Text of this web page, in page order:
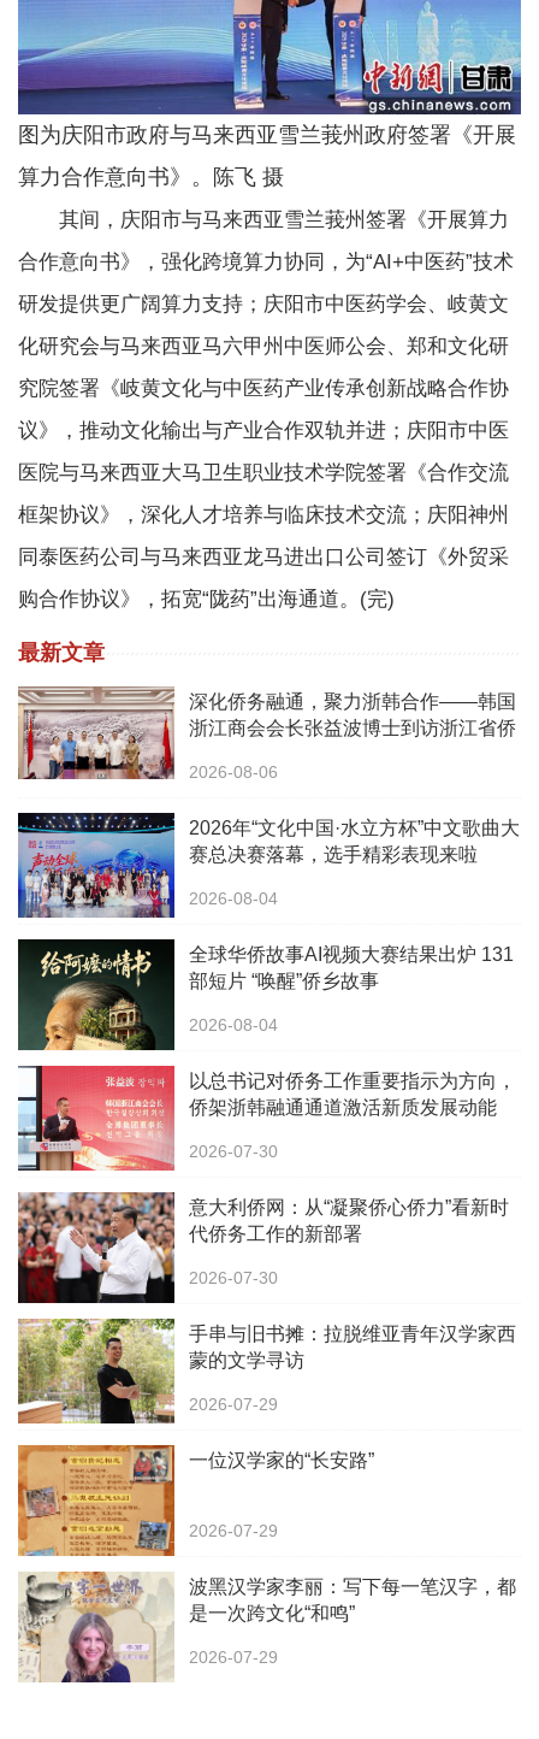
图为庆阳市政府与马来西亚雪兰莪州政府签署《开展
算力合作意向书》。陈飞 摄
其间，庆阳市与马来西亚雪兰莪州签署《开展算力
合作意向书》，强化跨境算力协同，为“AI+中医药”技术
研发提供更广阔算力支持；庆阳市中医药学会、岐黄文
化研究会与马来西亚马六甲州中医师公会、郑和文化研
究院签署《岐黄文化与中医药产业传承创新战略合作协
议》，推动文化输出与产业合作双轨并进；庆阳市中医
医院与马来西亚大马卫生职业技术学院签署《合作交流
框架协议》，深化人才培养与临床技术交流；庆阳神州
同泰医药公司与马来西亚龙马进出口公司签订《外贸采
购合作协议》，拓宽“陇药”出海通道。(完)
最新文章
深化侨务融通，聚力浙韩合作——韩国
浙江商会会长张益波博士到访浙江省侨
2026-08-06
2026年“文化中国·水立方杯”中文歌曲大
赛总决赛落幕，选手精彩表现来啦
2026-08-04
全球华侨故事AI视频大赛结果出炉 131
部短片 “唤醒”侨乡故事
2026-08-04
以总书记对侨务工作重要指示为方向，
侨架浙韩融通通道激活新质发展动能
2026-07-30
意大利侨网：从“凝聚侨心侨力”看新时
代侨务工作的新部署
2026-07-30
手串与旧书摊：拉脱维亚青年汉学家西
蒙的文学寻访
2026-07-29
一位汉学家的“长安路”
2026-07-29
波黑汉学家李丽：写下每一笔汉字，都
是一次跨文化“和鸣”
2026-07-29